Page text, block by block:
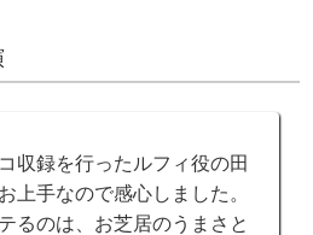
収録を行ったルフィ役の田
上手なので感心しました。
るのは、お芝居のうまさと